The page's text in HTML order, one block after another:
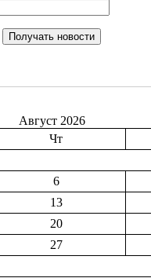
Август 2026
Чт
6
13
20
27